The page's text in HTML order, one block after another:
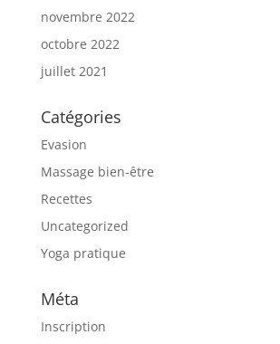
novembre 2022
octobre 2022
juillet 2021
Catégories
Evasion
Massage bien-être
Recettes
Uncategorized
Yoga pratique
Méta
Inscription